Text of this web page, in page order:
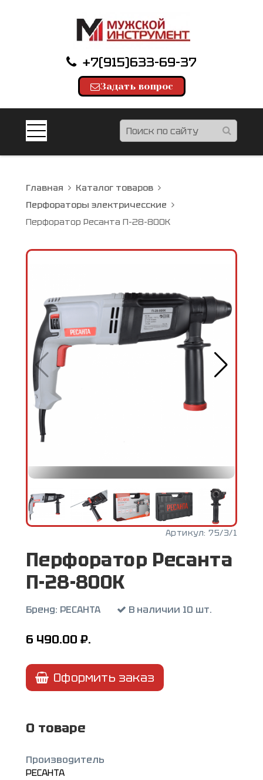
+7(915)633-69-37
Задать вопрос
Главная
Каталог товаров
Перфораторы электричесские
Перфоратор Ресанта П-28-800К
Артикул: 75/3/1
Перфоратор Ресанта
П-28-800К
Бренд: РЕСАНТА В наличии 10 шт.
6 490.00 ₽.
Оформить заказ
О товаре
Производитель
РЕСАНТА